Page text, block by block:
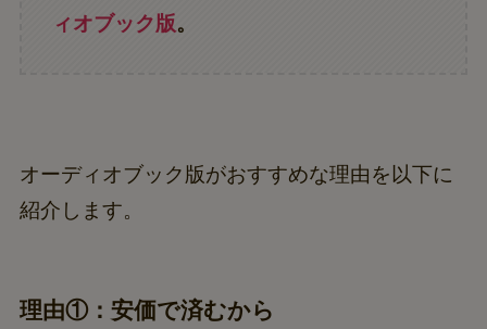
ィオブック版。
オーディオブック版がおすすめな理由を以下に
紹介します。
理由①：安価で済むから